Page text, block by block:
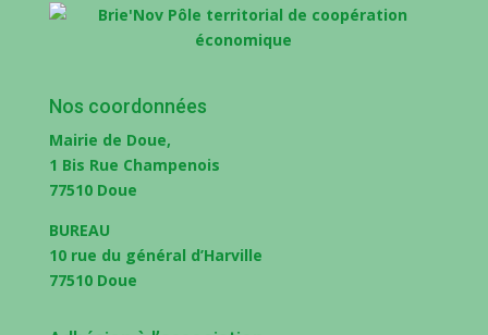
Nos coordonnées
Mairie de Doue,
1 Bis Rue Champenois
77510 Doue
BUREAU
10 rue du général d’Harville
77510 Doue